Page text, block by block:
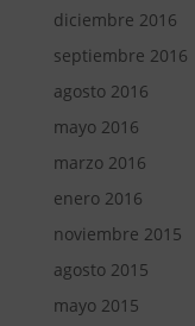
diciembre 2016
septiembre 2016
agosto 2016
mayo 2016
marzo 2016
enero 2016
noviembre 2015
agosto 2015
mayo 2015